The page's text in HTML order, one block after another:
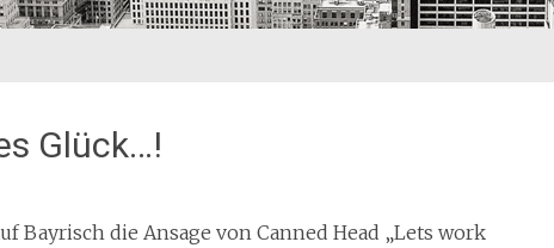
Glück…!
Bayrisch die Ansage von Canned Head „Lets work